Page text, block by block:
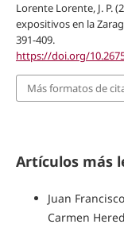
Lorente Lorente, J. P.
expositivos en la
391-409.
https://doi.org/
Más formatos de
Artículos más
Juan
Carmen